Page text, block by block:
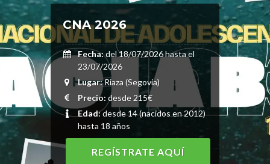
CNA 2026
Fecha:del 18/07/2026 hasta el
23/07/2026
Lugar:Riaza (Segovia)
Precio: desde 215€
Edad:desde 14 (nacidos en 2012)
hasta 18 años
REGÍSTRATE AQUÍ